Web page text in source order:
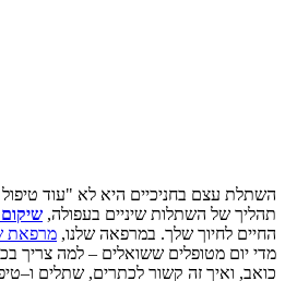
השתלת עצם בחניכיים היא לא "עוד טיפול
תהליך של השתלות שיניים בעפולה,
החיים לחיוך שלך. במרפאה שלנו, מרפאת
מדי יום מטופלים ששואלים – למה צריך
כואב, ואיך זה קשור לכתרים, שתלים